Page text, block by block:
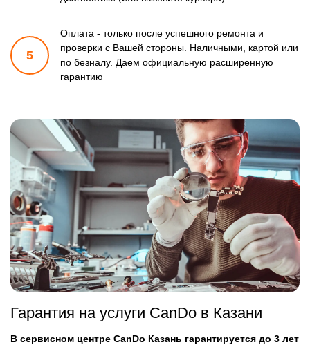
5
Оплата - только после успешного ремонта и
проверки с Вашей стороны. Наличными, картой или
по безналу. Даем официальную расширенную
гарантию
Гарантия на услуги CanDo в Казани
В сервисном центре CanDo Казань гарантируется до 3 лет